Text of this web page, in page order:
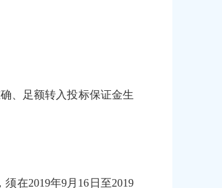
、足额转入投标保证金生
在2019年9月16日至2019